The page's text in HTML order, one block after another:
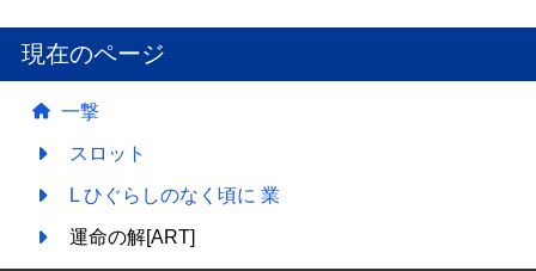
現在のページ
一撃
スロット
L ひぐらしのなく頃に 業
運命の解[ART]